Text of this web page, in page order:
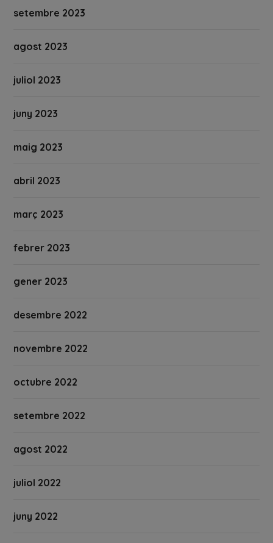
setembre 2023
agost 2023
juliol 2023
juny 2023
maig 2023
abril 2023
març 2023
febrer 2023
gener 2023
desembre 2022
novembre 2022
octubre 2022
setembre 2022
agost 2022
juliol 2022
juny 2022